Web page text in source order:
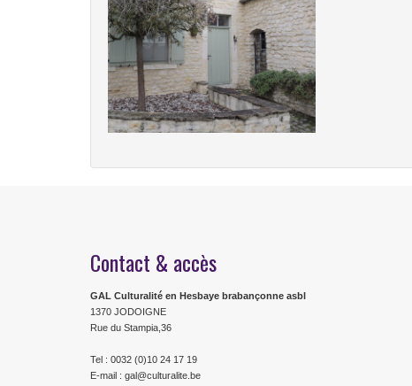
Contact & accès
GAL Culturalité en Hesbaye brabançonne asbl
1370 JODOIGNE
Rue du Stampia,36
Tel : 0032 (0)10 24 17 19
E-mail : gal@culturalite.be